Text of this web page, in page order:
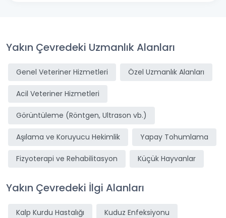
Yakın Çevredeki Uzmanlık Alanları
Genel Veteriner Hizmetleri Özel Uzmanlık Alanları
Acil Veteriner Hizmetleri
Görüntüleme (Röntgen, Ultrason vb.)
Aşılama ve Koruyucu Hekimlik Yapay Tohumlama
Fizyoterapi ve Rehabilitasyon Küçük Hayvanlar
Yakın Çevredeki İlgi Alanları
Kalp Kurdu Hastalığı Kuduz Enfeksiyonu